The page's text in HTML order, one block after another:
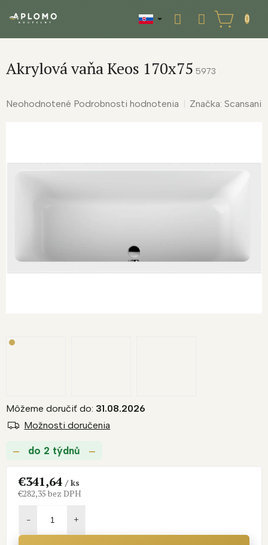
NÁKUPNÝ
KOŠÍK
Akrylová vaňa Keos 170x75 5973
Priemerné
Neohodnotené Podrobnosti hodnotenia Značka: Scansani
do 2 týdnů
Môžeme doručiť do: 31.08.2026
Možnosti doručenia
€341,64/ ks
€282,35 bez DPH